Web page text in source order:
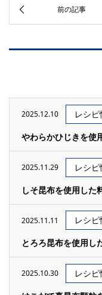
2025.12.10
レシピ
やわらかひじきを使
2025.11.29
レシピ
しそ昆布を使用した
2025.11.11
レシピ
とろろ昆布を使用し
2025.10.30
レシピ